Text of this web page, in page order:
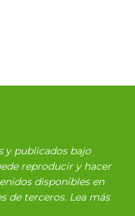
y publicados bajo
reproducir y hacer
disponibles en
de terceros. Lea más